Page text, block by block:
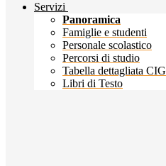
Servizi
Panoramica
Famiglie e studenti
Personale scolastico
Percorsi di studio
Tabella dettagliata CIG
Libri di Testo